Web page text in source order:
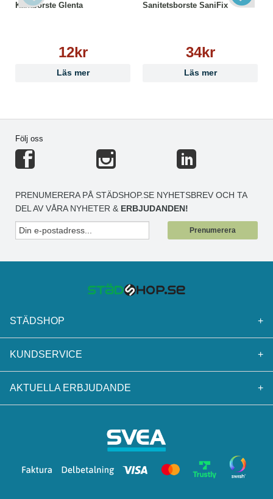
Kantborste Glenta
12kr
Läs mer
Sanitetsborste SaniFix
34kr
Läs mer
Följ oss
PRENUMERERA PÅ STÄDSHOP.SE NYHETSBREV OCH TA
DEL AV VÅRA NYHETER & ERBJUDANDEN!
Prenumerera
STÄDSHOP +
KUNDSERVICE +
AKTUELLA ERBJUDANDE +